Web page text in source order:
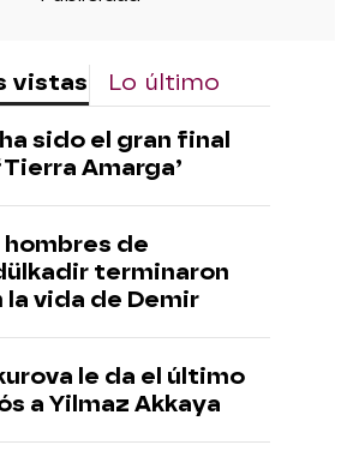
vistas Lo último
sido el gran final
Amarga’
hombres de
terminaron
la vida de Demir
le da el último
a Yilmaz Akkaya